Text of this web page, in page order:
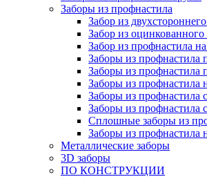
Заборы из профнастила
Забор из
Забор из
Забор из профнастила
Заборы из профнастила
Заборы из профнастила
Заборы из профнастила
Заборы из профнастила
Заборы из профнастила
Сплошные заборы из
Заборы из профнастила
Металлические заборы
3D заборы
ПО КОНСТРУКЦИИ